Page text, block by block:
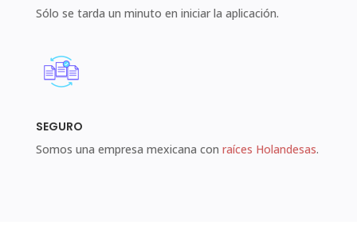
Sólo se tarda un minuto en iniciar la aplicación.
SEGURO
Somos una empresa mexicana con raíces Holandesas.